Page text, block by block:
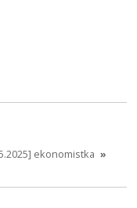
ekonomistka »